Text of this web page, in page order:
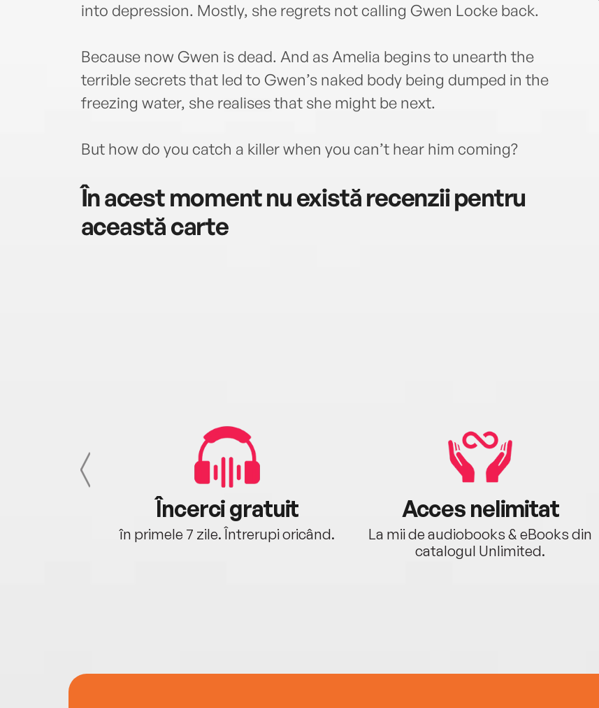
into depression. Mostly, she regrets not calling Gwen Locke back.
Because now Gwen is dead. And as Amelia begins to unearth the
terrible secrets that led to Gwen’s naked body being dumped in the
freezing water, she realises that she might be next.
But how do you catch a killer when you can’t hear him coming?
În acest moment nu există recenzii pentru
această carte
Încerci gratuit
în primele 7 zile. Întrerupi oricând.
Acces nelimitat
La mii de audiobooks & eBooks din
catalogul Unlimited.